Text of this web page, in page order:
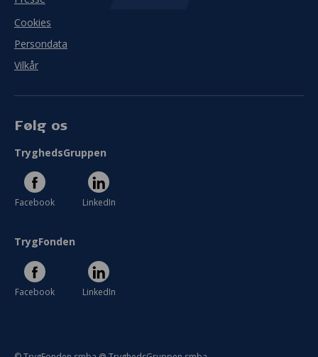
Cookies
Persondata
Vilkår
Følg os
TryghedsGruppen
Facebook LinkedIn
TrygFonden
Facebook LinkedIn